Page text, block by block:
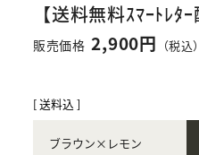
【送料無料ｽﾏｰﾄﾚﾀｰ
販売価格 2,900円 （税込）
[ 送料込 ]
ブラウン×レモン